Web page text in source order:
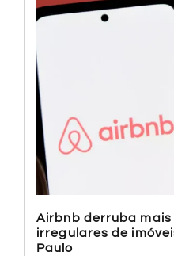
Airbnb derruba mais
irregulares de
Paulo